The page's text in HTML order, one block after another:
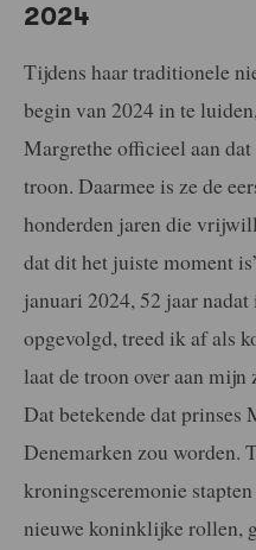
2024
Tijdens haar traditionele
begin van 2024 in te
Margrethe officieel aan
troon. Daarmee is ze de
honderden jaren die
dat dit het juiste moment
januari 2024, 52 jaar
opgevolgd, treed ik af als
laat de troon over aan
Dat betekende dat prinses
Denemarken zou worden.
kroningsceremonie
nieuwe koninklijke rollen,